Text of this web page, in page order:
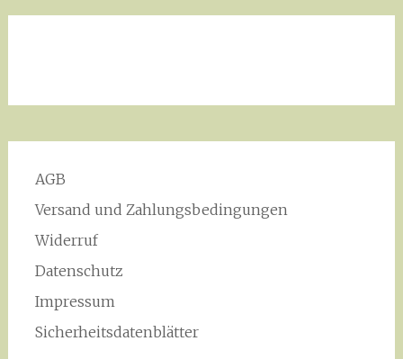
AGB
Versand und Zahlungsbedingungen
Widerruf
Datenschutz
Impressum
Sicherheitsdatenblätter